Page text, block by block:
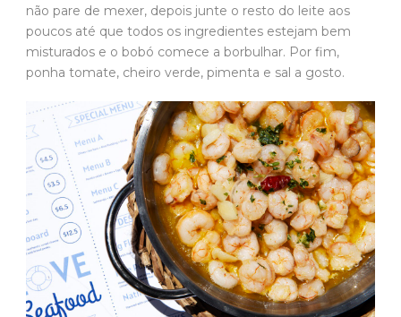
não pare de mexer, depois junte o resto do leite aos
poucos até que todos os ingredientes estejam bem
misturados e o bobó comece a borbulhar. Por fim,
ponha tomate, cheiro verde, pimenta e sal a gosto.